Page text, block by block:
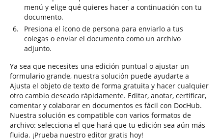
menú y elige qué quieres hacer a continuación con tu
documento.
Presiona el ícono de persona para enviarlo a tus
colegas o enviar el documento como un archivo
adjunto.
Ya sea que necesites una edición puntual o ajustar un
formulario grande, nuestra solución puede ayudarte a
Ajusta el objeto de texto de forma gratuita y hacer cualquier
otro cambio deseado rápidamente. Editar, anotar, certificar,
comentar y colaborar en documentos es fácil con DocHub.
Nuestra solución es compatible con varios formatos de
archivo: selecciona el que hará que tu edición sea aún más
fluida. ¡Prueba nuestro editor gratis hoy!